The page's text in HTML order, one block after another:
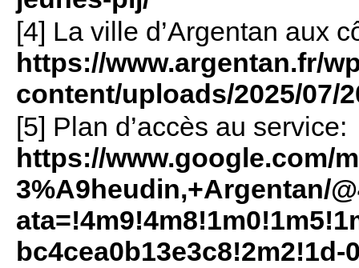
[4] La ville d’Argentan aux
https://www.argentan.fr/
content/uploads/2025/07/
[5] Plan d’accès au service:
https://www.google.com/
3%A9heudin,+Argentan/
bc4cea0b13e3c8!2m2!1d-